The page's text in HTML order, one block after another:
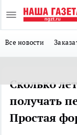
Все новости
Сколько
получать
Простая